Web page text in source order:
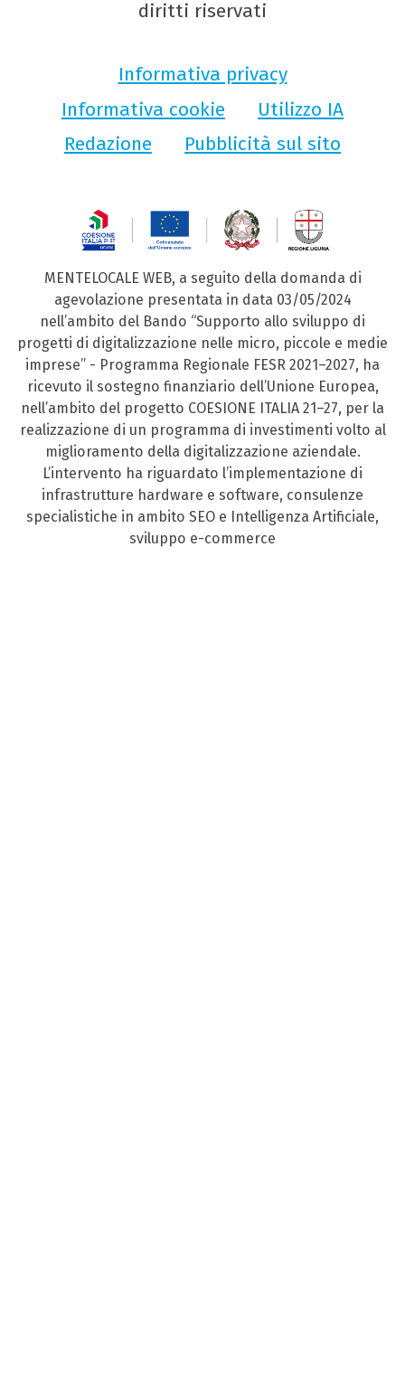
diritti riservati
Informativa privacy
Informativa cookie
Utilizzo IA
Redazione
Pubblicità sul sito
MENTELOCALE WEB, a seguito della domanda di
agevolazione presentata in data 03/05/2024
nell’ambito del Bando “Supporto allo sviluppo di
progetti di digitalizzazione nelle micro, piccole e medie
imprese” - Programma Regionale FESR 2021–2027, ha
ricevuto il sostegno finanziario dell’Unione Europea,
nell’ambito del progetto COESIONE ITALIA 21–27, per la
realizzazione di un programma di investimenti volto al
miglioramento della digitalizzazione aziendale.
L’intervento ha riguardato l’implementazione di
infrastrutture hardware e software, consulenze
specialistiche in ambito SEO e Intelligenza Artificiale,
sviluppo e-commerce